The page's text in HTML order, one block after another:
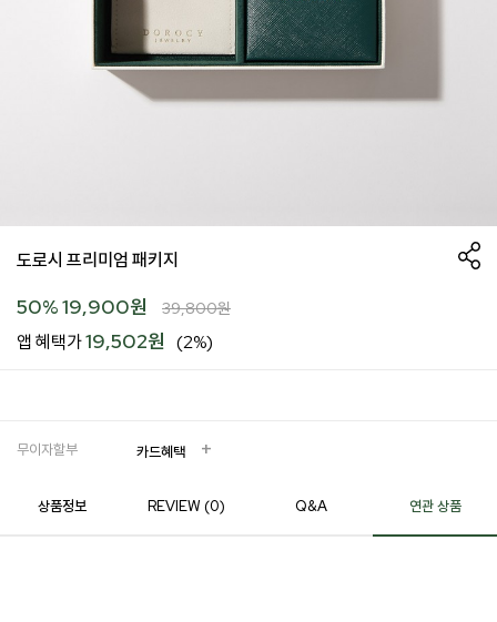
도로시 프리미엄 패키지
50%19,900원 39,800원
앱 혜택가19,502원 (2%)
무이자할부 카드혜택
상품정보 REVIEW (0) Q&A 연관 상품